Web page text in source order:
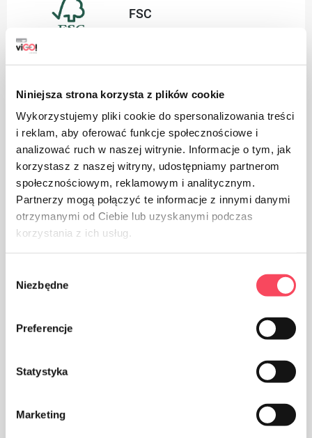
Niniejsza strona korzysta z plików cookie
Wykorzystujemy pliki cookie do spersonalizowania treści
i reklam, aby oferować funkcje społecznościowe i
analizować ruch w naszej witrynie. Informacje o tym, jak
korzystasz z naszej witryny, udostępniamy partnerom
społecznościowym, reklamowym i analitycznym.
Partnerzy mogą połączyć te informacje z innymi danymi
otrzymanymi od Ciebie lub uzyskanymi podczas
korzystania z ich usług.
zgody
Niezbędne
Preferencje
Statystyka
Marketing
FSC
Die Vorteile der
Ersetzt das zeitaufwendige Einfetten von
Blechen
Entwickelt für fettfreies Backen
Klebt nicht an Teig und Form
Es schützt das Blech vor Schmutz
Perfekt zum Backen von Kuchen, Torten,